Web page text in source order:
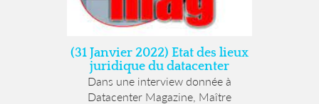
(31 Janvier 2022) Etat des lieux
juridique du datacenter
Dans une interview donnée à
Datacenter Magazine, Maître